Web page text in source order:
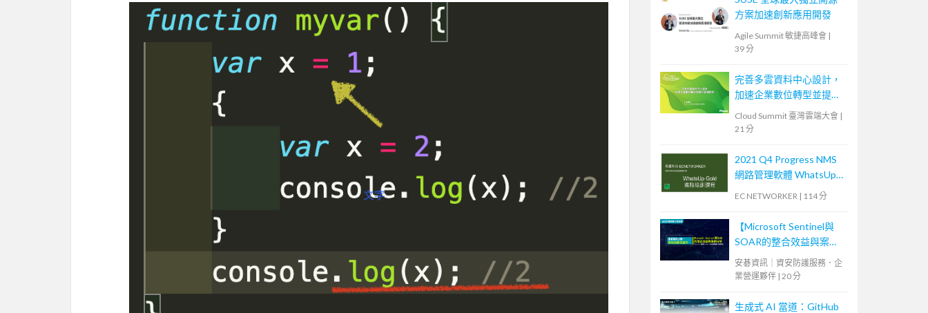
方案加速創新應用開發
Agile Summit 敏捷高峰會 |
39 分
完善多雲資料中心設計，
加速企業數位轉型並提升
Cloud Summit 臺灣雲端大會 |
21 分
2021 Q4 Progress NMS
網路管理軟體 WhatsUp
Gold 進階培訓課程 (2)
EC NETWORKER | 114 分
【Microsoft Sentinel與
SOAR的整合效益與案例
分享】
安碁資訊｜資安防護服務．企
業營運夥伴 | 20 分
生成式 AI 當道：GitHub